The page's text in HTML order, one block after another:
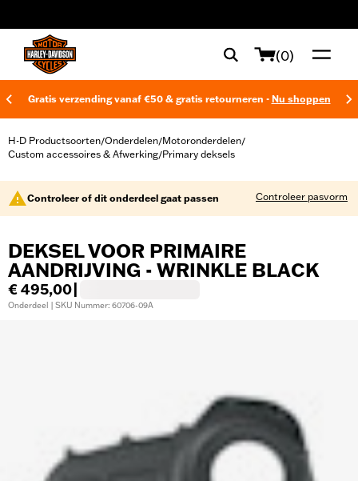
(0)
Gratis verzending vanaf €50 & gratis retourneren - Nu shoppen
H-D Productsoorten/Onderdelen/Motoronderdelen/
Custom accessoires & Afwerking/Primary deksels
Controleer of dit onderdeel gaat passen Controleer pasvorm
DEKSEL VOOR PRIMAIRE
AANDRIJVING - WRINKLE BLACK
€ 495,00
Onderdeel | SKU Nummer: 60706-09A